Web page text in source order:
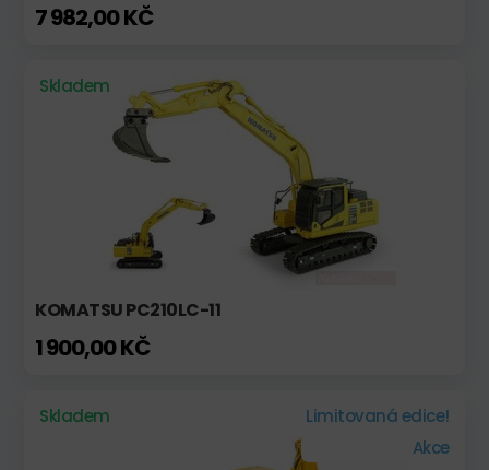
7 982,00 KČ
Skladem
KOMATSU PC210LC-11
1 900,00 KČ
Skladem
Limitovaná edice!
Akce